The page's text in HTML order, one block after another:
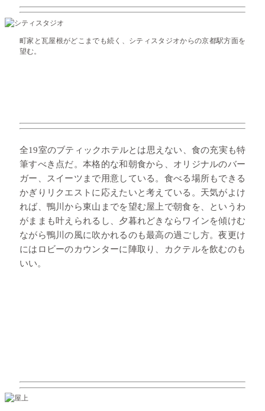
町家と瓦屋根がどこまでも続く、シティスタジオからの京都駅方面を
望む。
全19室のブティックホテルとは思えない、食の充実も特
筆すべき点だ。本格的な和朝食から、オリジナルのバー
ガー、スイーツまで用意している。食べる場所もできる
かぎりリクエストに応えたいと考えている。天気がよけ
れば、鴨川から東山までを望む屋上で朝食を、というわ
がままも叶えられるし、夕暮れどきならワインを傾けむ
ながら鴨川の風に吹かれるのも最高の過ごし方。夜更け
にはロビーのカウンターに陣取り、カクテルを飲むのも
いい。